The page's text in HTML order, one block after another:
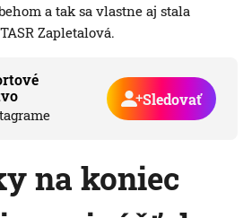
a tak sa vlastne aj stala
Zapletalová.
Sledovať
na koniec